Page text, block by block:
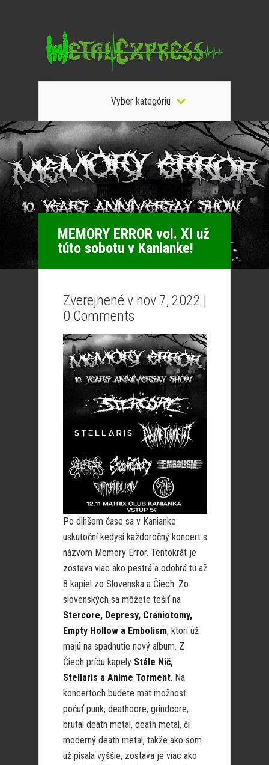
Vyber kategóriu
MEMORY ERROR vol. XI už
túto sobotu v Kanianke!
Zverejnené v nov 7, 2022 |
0 Comments
Po dlhšom čase sa v Kanianke
uskutoční kedysi každoročný koncert s
názvom Memory Error. Tentokrát je
zostava viac ako pestrá a odohrá tu až
8 kapiel zo Slovenska a Čiech. Zo
slovenských sa môžete tešiť na
Stercore, Depresy, Craniotomy,
Empty Hollow a Embolism, ktorí už
majú na spadnutie nový album. Z
Čiech prídu kapely Stále Nič,
Stellaris a Anime Torment. Na
koncertoch budete mat možnosť
počuť punk, deathcore, grindcore,
brutal death metal, death metal, či
moderný death metal, takže ako som
už písala vyššie, zostava je viac ako